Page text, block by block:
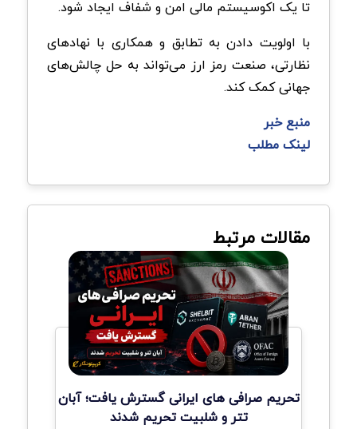
تا یک اکوسیستم مالی امن و شفاف ایجاد شود.
با اولویت دادن به تطابق و همکاری با نهادهای
نظارتی، صنعت رمز ارز می‌تواند به حل چالش‌های
جهانی کمک کند.
منبع خبر
لینک مطلب
مقالات مرتبط
تحریم صرافی های ایرانی گسترش یافت؛ آبان
تتر و شلبیت تحریم شدند